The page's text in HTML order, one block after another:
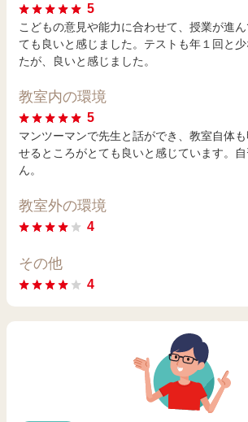
5
こどもの意見や能力に合わせて、授業が進
ても良いと感じました。テストも年１回と
たが、良いと感じました。
教室内の環境
5
マンツーマンで先生と話ができ、教室自体
せるところがとても良いと感じています。
ん。
教室外の環境
4
その他
4